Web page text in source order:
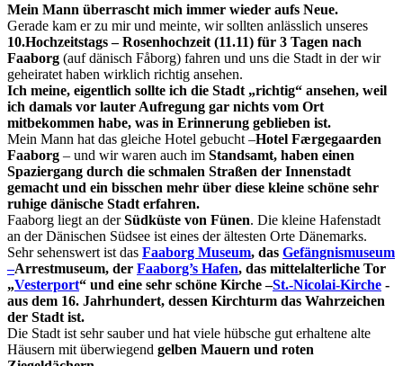
Mein Mann überrascht mich immer wieder aufs Neue.
Gerade kam er zu mir und meinte, wir sollten anlässlich unseres
10.Hochzeitstags – Rosenhochzeit (11.11) für 3 Tagen nach
Faaborg (auf dänisch Fåborg) fahren und uns die Stadt in der wir
geheiratet haben wirklich richtig ansehen.
Ich meine, eigentlich sollte ich die Stadt „richtig“ ansehen, weil
ich damals vor lauter Aufregung gar nichts vom Ort
mitbekommen habe, was in Erinnerung geblieben ist.
Mein Mann hat das gleiche Hotel gebucht –Hotel Færgegaarden
Faaborg – und wir waren auch im Standsamt, haben einen
Spaziergang durch die schmalen Straßen der Innenstadt
gemacht und ein bisschen mehr über diese kleine schöne sehr
ruhige dänische Stadt erfahren.
Faaborg liegt an derSüdküste von Fünen. Die kleine Hafenstadt
an der Dänischen Südsee ist eines der ältesten Orte Dänemarks.
Sehr sehenswert ist das Faaborg Museum, das Gefängnismuseum
–Arrestmuseum, der Faaborg’s Hafen, das mittelalterliche Tor
„Vesterport“ und eine sehr schöne Kirche –St.-Nicolai-Kirche -
aus dem 16. Jahrhundert, dessen Kirchturm das Wahrzeichen
der Stadt ist.
Die Stadt ist sehr sauber und hat viele hübsche gut erhaltene alte
Häusern mit überwiegend gelben Mauern und roten